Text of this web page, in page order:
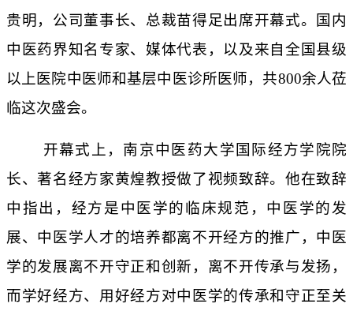
贵明，公司董事长、总裁苗得足出席开幕式。国内
中医药界知名专家、媒体代表，以及来自全国县级
以上医院中医师和基层中医诊所医师，共800余人莅
临这次盛会。
开幕式上，南京中医药大学国际经方学院院
长、著名经方家黄煌教授做了视频致辞。他在致辞
中指出，经方是中医学的临床规范，中医学的发
展、中医学人才的培养都离不开经方的推广，中医
学的发展离不开守正和创新，离不开传承与发扬，
而学好经方、用好经方对中医学的传承和守正至关